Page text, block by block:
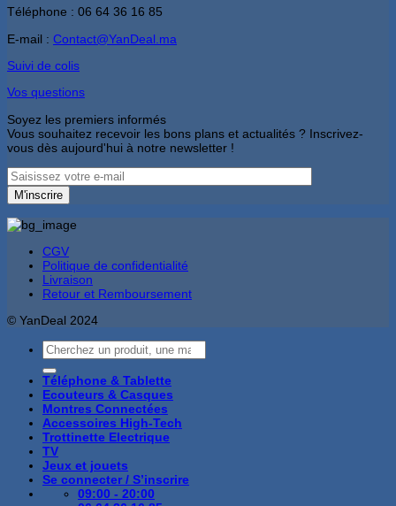
Téléphone : 06 64 36 16 85
E-mail : Contact@YanDeal.ma
Suivi de colis
Vos questions
Soyez les premiers informés
Vous souhaitez recevoir les bons plans et actualités ? Inscrivez-
vous dès aujourd'hui à notre newsletter !
CGV
Politique de confidentialité
Livraison
Retour et Remboursement
© YanDeal 2024
Recherche
pour :
Téléphone & Tablette
Ecouteurs & Casques
Montres Connectées
Accessoires High-Tech
Trottinette Electrique
TV
Jeux et jouets
Se connecter / S’inscrire
09:00 - 20:00